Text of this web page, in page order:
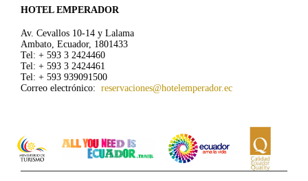
HOTEL EMPERADOR
Av. Cevallos 10-14 y Lalama
Ambato, Ecuador, 1801433
Tel: + 593 3 2424460
Tel: + 593 3 2424461
Tel: + 593 939091500
Correo electrónico: reservaciones@hotelemperador.ec